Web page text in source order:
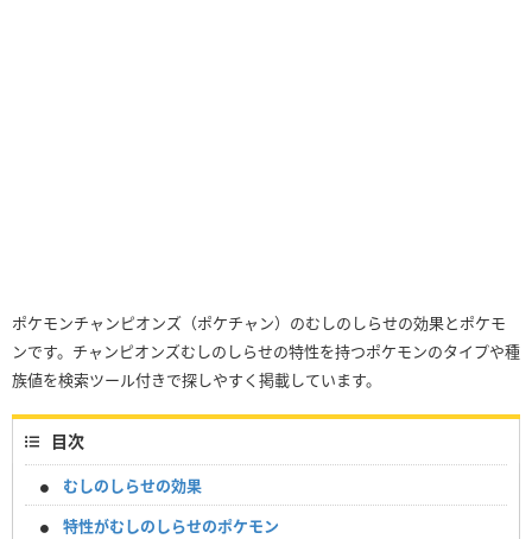
ポケモンチャンピオンズ（ポケチャン）のむしのしらせの効果とポケモ
ンです。チャンピオンズむしのしらせの特性を持つポケモンのタイプや種
族値を検索ツール付きで探しやすく掲載しています。
目次
むしのしらせの効果
特性がむしのしらせのポケモン